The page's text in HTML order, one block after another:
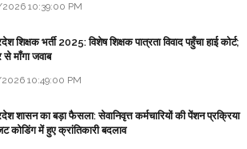
10:39:00 PM
शिक्षक भर्ती 2025: विशेष शिक्षक पात्रता विवाद पहुँचा हाई कोर्ट;
माँगा जवाब
10:49:00 PM
शासन का बड़ा फैसला: सेवानिवृत्त कर्मचारियों की पेंशन प्रक्रिया
कोडिंग में हुए क्रांतिकारी बदलाव